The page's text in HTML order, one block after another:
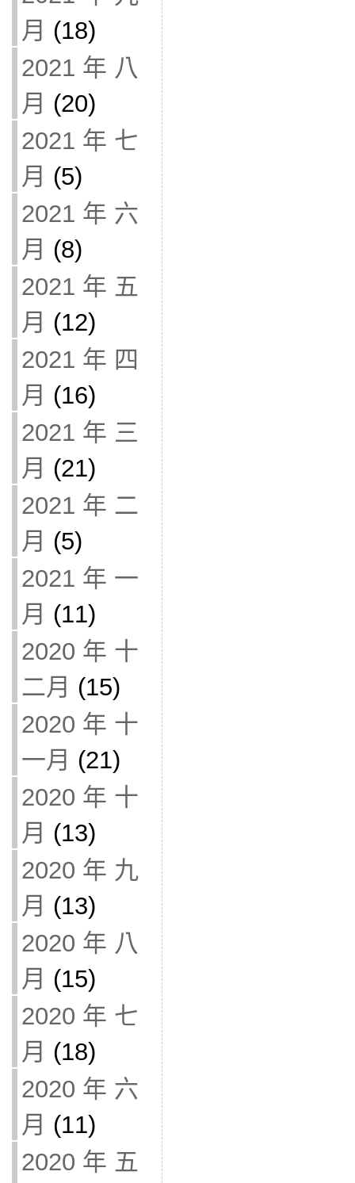
月 (18)
2021 年 八
月 (20)
2021 年 七
月 (5)
2021 年 六
月 (8)
2021 年 五
月 (12)
2021 年 四
月 (16)
2021 年 三
月 (21)
2021 年 二
月 (5)
2021 年 一
月 (11)
2020 年 十
二月 (15)
2020 年 十
一月 (21)
2020 年 十
月 (13)
2020 年 九
月 (13)
2020 年 八
月 (15)
2020 年 七
月 (18)
2020 年 六
月 (11)
2020 年 五